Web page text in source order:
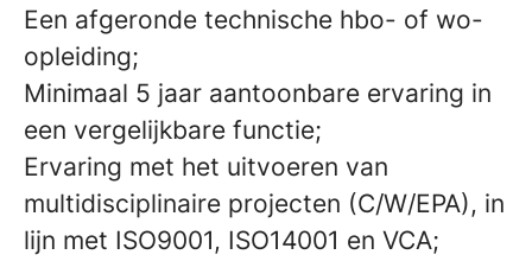
Een afgeronde technische hbo- of wo-
opleiding;
Minimaal 5 jaar aantoonbare ervaring in
een vergelijkbare functie;
Ervaring met het uitvoeren van
multidisciplinaire projecten (C/W/EPA), in
lijn met ISO9001, ISO14001 en VCA;